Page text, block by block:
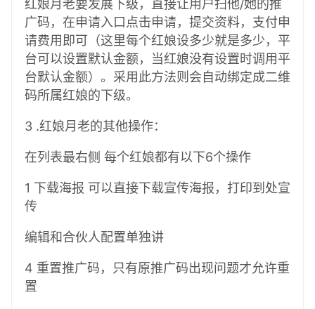
红娘月老要发展下级，直接让用户扫他/她的推
广码，在申请入口点击申请，提交资料，支付申
请费用即可（这里每个红娘设多少就是多少，平
台可以设置默认金额，当红娘没有设置时调用平
台默认金额）。采用此方法则会自动绑定成二维
码所属红娘的下级。
3 .红娘月老的其他操作：
在列表最右侧 每个红娘都有以下6个操作
1 下载海报 可以直接下载宣传海报，打印到处宣
传
编辑和合伙人配置单独讲
4 重置推广码，只有原推广码出现问题才允许重
置